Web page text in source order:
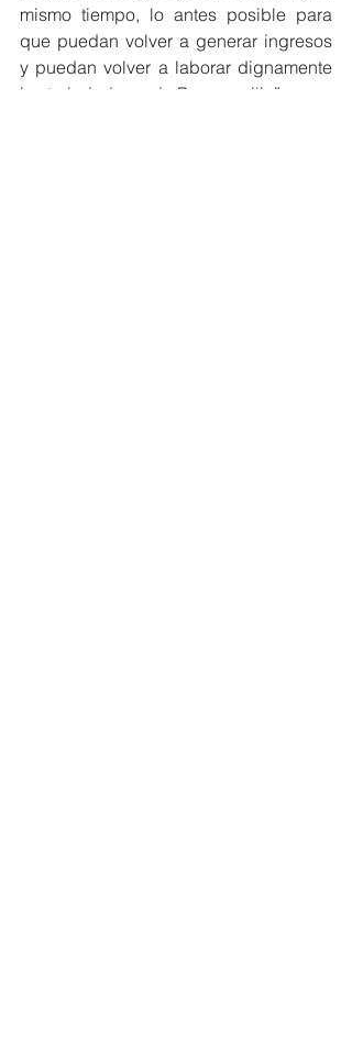
mismo tiempo, lo antes posible para
que puedan volver a generar ingresos
y puedan volver a laborar dignamente
los trabajadores de Barranquilla”.